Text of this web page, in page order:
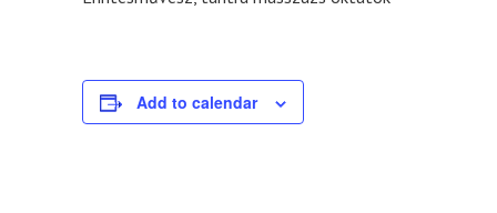
Add to calendar